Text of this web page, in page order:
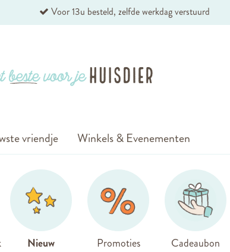
Voor 13u besteld, zelfde werkdag verstuurd
Nieuw Promoties Cadeaubon
vriendje Winkels & Evenementen